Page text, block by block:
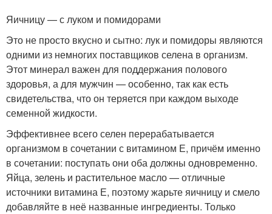
Яичницу — с луком и помидорами
Это не просто вкусно и сытно: лук и помидоры являются
одними из немногих поставщиков селена в организм.
Этот минерал важен для поддержания полового
здоровья, а для мужчин — особенно, так как есть
свидетельства, что он теряется при каждом выходе
семенной жидкости.
Эффективнее всего селен перерабатывается
организмом в сочетании с витамином Е, причём именно
в сочетании: поступать они оба должны одновременно.
Яйца, зелень и растительное масло — отличные
источники витамина Е, поэтому жарьте яичницу и смело
добавляйте в неё названные ингредиенты. Только